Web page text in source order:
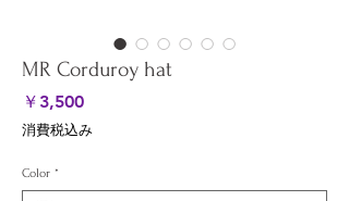
MR Corduroy hat
￥3,500価
格
消費税込み
Color *